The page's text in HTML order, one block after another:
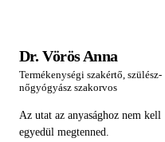
Dr. Vörös Anna
Termékenységi szakértő, szülész-
nőgyógyász szakorvos
Az utat az anyasághoz nem kell
egyedül megtenned.